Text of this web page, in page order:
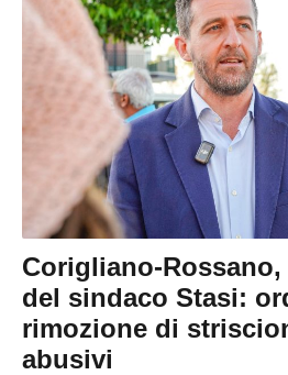
Corigliano-
del sindaco Stasi:
rimozione di
abusivi